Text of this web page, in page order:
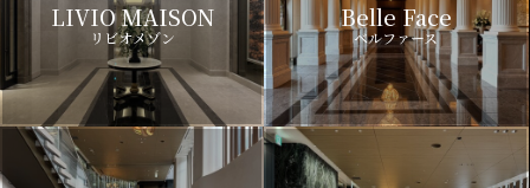
LIVIO MAISON
リビオメゾン
Belle Face
ベルファース